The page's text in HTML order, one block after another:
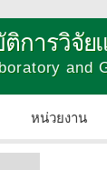
การวิจัย
and
หน่วยงาน